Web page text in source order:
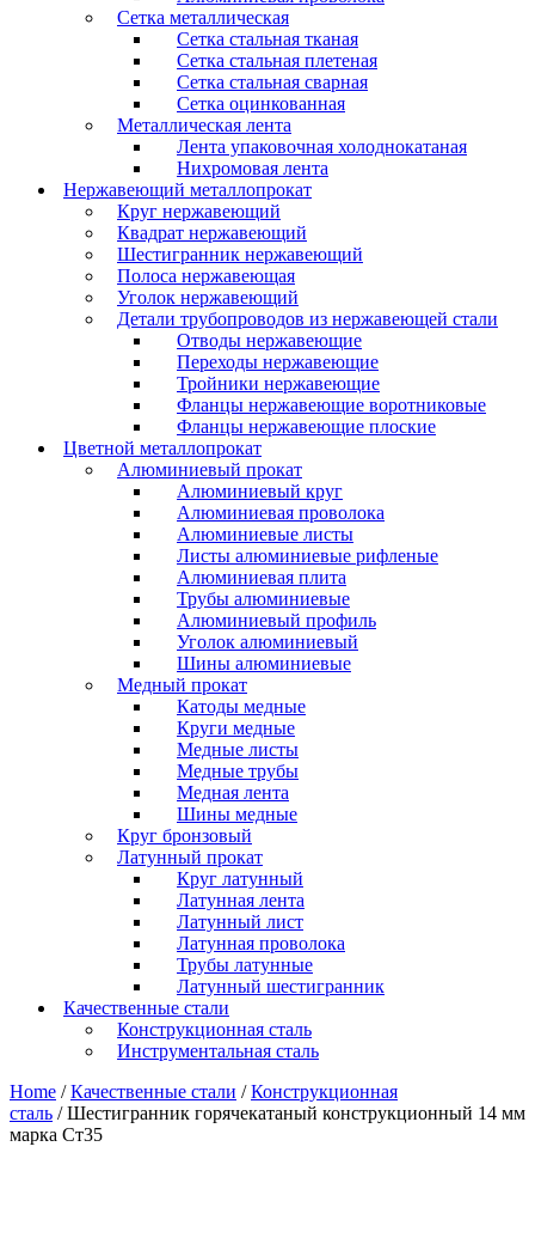
Сетка металлическая
Сетка стальная тканая
Сетка стальная плетеная
Сетка стальная сварная
Сетка оцинкованная
Металлическая лента
Лента упаковочная холоднокатаная
Нихромовая лента
Нержавеющий металлопрокат
Круг нержавеющий
Квадрат нержавеющий
Шестигранник нержавеющий
Полоса нержавеющая
Уголок нержавеющий
Детали трубопроводов из нержавеющей стали
Отводы нержавеющие
Переходы нержавеющие
Тройники нержавеющие
Фланцы нержавеющие воротниковые
Фланцы нержавеющие плоские
Цветной металлопрокат
Алюминиевый прокат
Алюминиевый круг
Алюминиевая проволока
Алюминиевые листы
Листы алюминиевые рифленые
Алюминиевая плита
Трубы алюминиевые
Алюминиевый профиль
Уголок алюминиевый
Шины алюминиевые
Медный прокат
Катоды медные
Круги медные
Медные листы
Медные трубы
Медная лента
Шины медные
Круг бронзовый
Латунный прокат
Круг латунный
Латунная лента
Латунный лист
Латунная проволока
Трубы латунные
Латунный шестигранник
Качественные стали
Конструкционная сталь
Инструментальная сталь
Home /Качественные стали /Конструкционная
сталь / Шестигранник горячекатаный конструкционный 14 мм
марка Ст35